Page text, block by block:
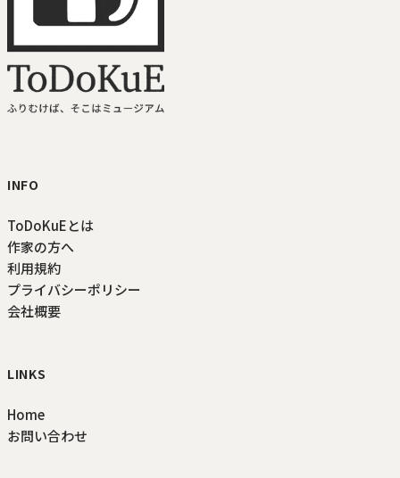
INFO
ToDoKuEとは
作家の方へ
利用規約
プライバシーポリシー
会社概要
LINKS
Home
お問い合わせ